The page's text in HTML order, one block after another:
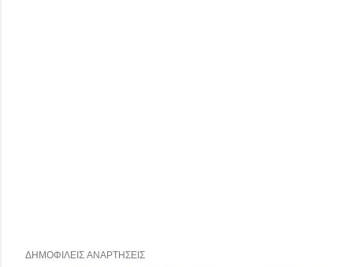
ΔΗΜΟΦΙΛΕΊΣ ΑΝΑΡΤΉΣΕΙΣ